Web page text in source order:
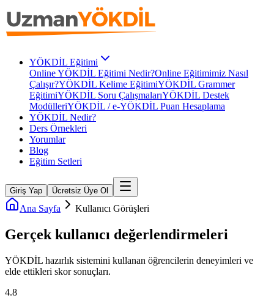
YÖKDİL Eğitimi
Online YÖKDİL Eğitimi Nedir?Online Eğitimimiz Nasıl
Çalışır?YÖKDİL Kelime EğitimiYÖKDİL Grammer
EğitimiYÖKDİL Soru ÇalışmalarıYÖKDİL Destek
ModülleriYÖKDİL / e-YÖKDİL Puan Hesaplama
YÖKDİL Nedir?
Ders Örnekleri
Yorumlar
Blog
Eğitim Setleri
Giriş Yap Ücretsiz Üye Ol
Ana Sayfa Kullanıcı Görüşleri
Gerçek kullanıcı değerlendirmeleri
YÖKDİL hazırlık sistemini kullanan öğrencilerin deneyimleri ve
elde ettikleri skor sonuçları.
4.8